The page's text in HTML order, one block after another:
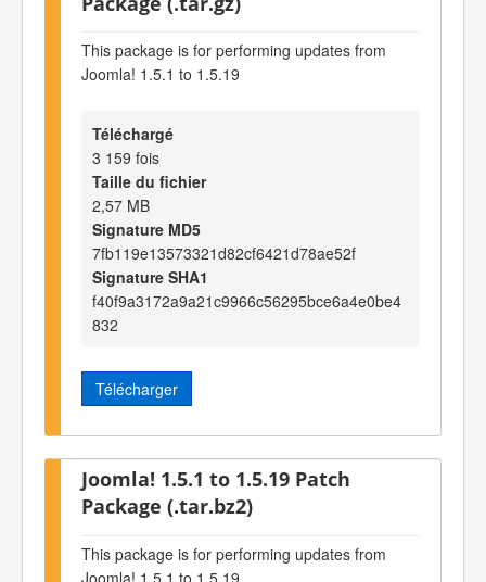
This package is for performing updates from
Joomla! 1.5.1 to 1.5.19
Téléchargé
3 159 fois
Taille du fichier
2,57 MB
Signature MD5
7fb119e13573321d82cf6421d78ae52f
Signature SHA1
f40f9a3172a9a21c9966c56295bce6a4e0be4
832
Télécharger
Joomla! 1.5.1 to 1.5.19 Patch
Package (.tar.bz2)
This package is for performing updates from
Joomla! 1.5.1 to 1.5.19